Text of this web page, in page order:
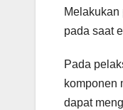
pada saat
Pada
komponen
dapat